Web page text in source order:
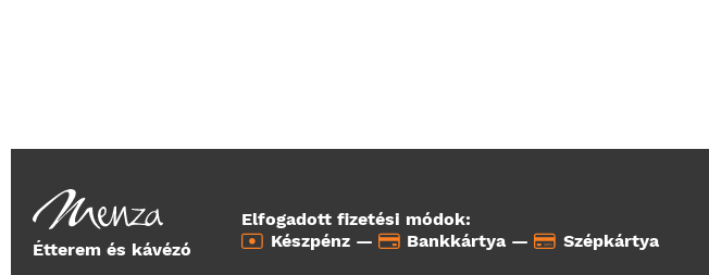
Étterem és kávézó
Elfogadott fizetési módok:
Készpénz —
Bankkártya — Szépkártya